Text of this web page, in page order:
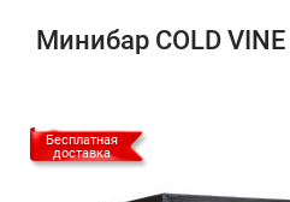
Минибар COLD
Бесплатная
доставка